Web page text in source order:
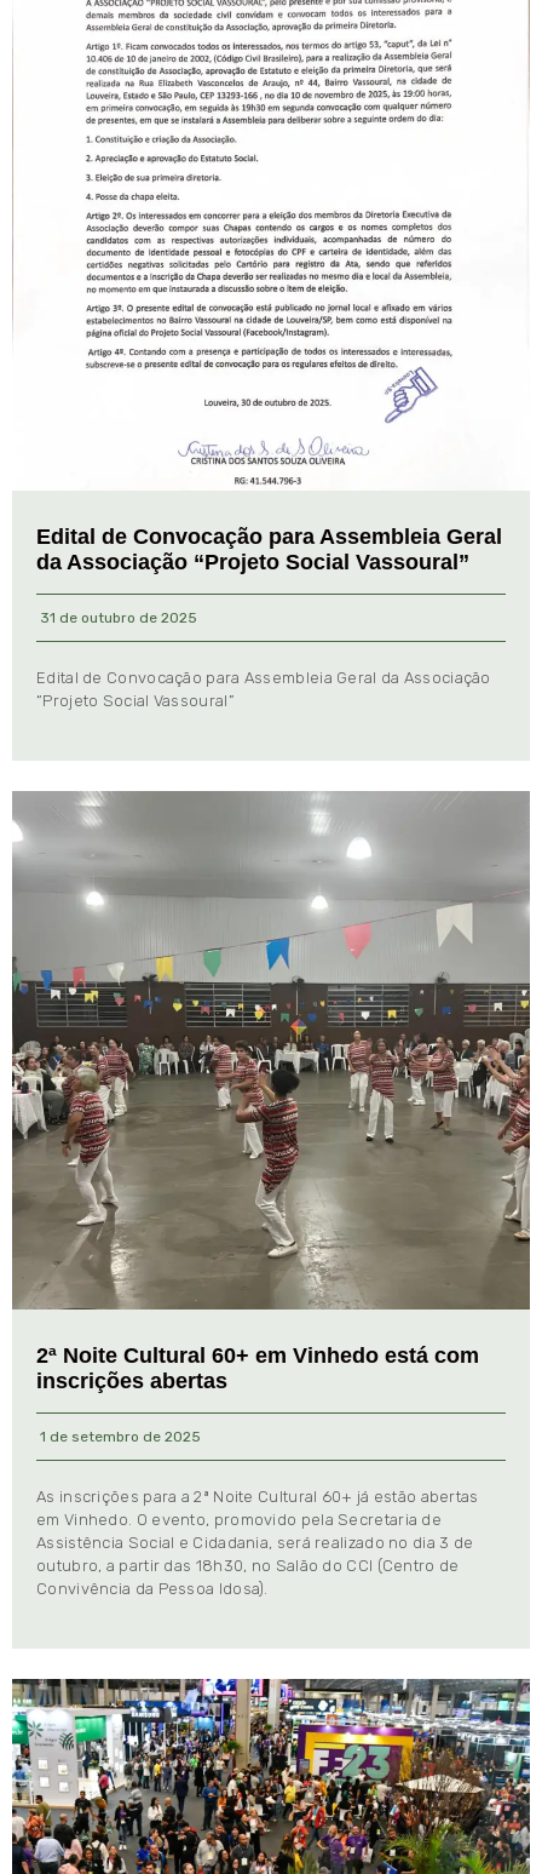
Edital de Convocação para Assembleia Geral
da Associação “Projeto Social Vassoural”
31 de outubro de 2025
Edital de Convocação para Assembleia Geral da Associação
“Projeto Social Vassoural”
2ª Noite Cultural 60+ em Vinhedo está com
inscrições abertas
1 de setembro de 2025
As inscrições para a 2ª Noite Cultural 60+ já estão abertas
em Vinhedo. O evento, promovido pela Secretaria de
Assistência Social e Cidadania, será realizado no dia 3 de
outubro, a partir das 18h30, no Salão do CCI (Centro de
Convivência da Pessoa Idosa).